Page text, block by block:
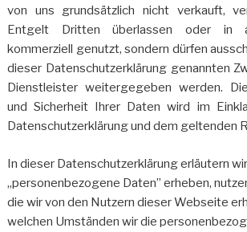
von uns grundsätzlich nicht verkauft,
Entgelt Dritten überlassen oder in
kommerziell genutzt, sondern dürfen
dieser Datenschutzerklärung genannten
Dienstleister weitergegeben werden.
und Sicherheit Ihrer Daten wird im
Datenschutzerklärung und dem geltenden
In dieser Datenschutzerklärung erläutern
„personenbezogene Daten” erheben,
die wir von den Nutzern dieser Webseite
welchen Umständen wir die